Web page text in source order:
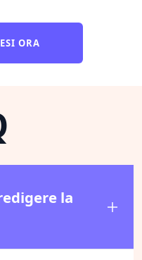
ORA
la